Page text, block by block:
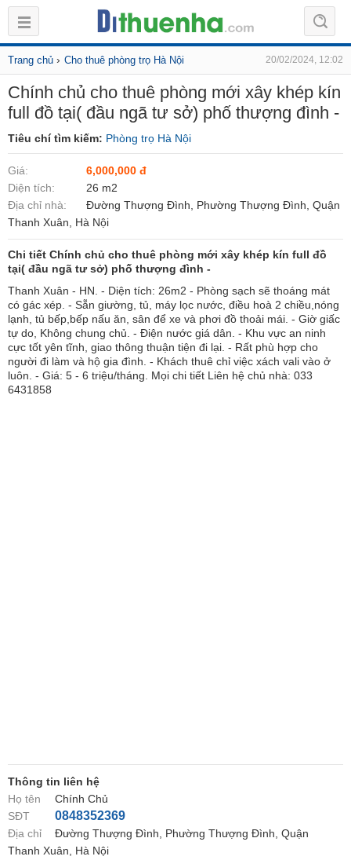
Trang chủ › Cho thuê phòng trọ Hà Nội 20/02/2024, 12:02
Chính chủ cho thuê phòng mới xây khép kín
full đồ tại( đầu ngã tư sở) phố thượng đình -
Tiêu chí tìm kiếm: Phòng trọ Hà Nội
Giá:
6,000,000 đ
Diện tích:
26 m2
Địa chỉ nhà:
Đường Thượng Đình, Phường Thượng Đình, Quận
Thanh Xuân, Hà Nội
Chi tiết Chính chủ cho thuê phòng mới xây khép kín full đồ
tại( đầu ngã tư sở) phố thượng đình -
Thanh Xuân - HN. - Diện tích: 26m2 - Phòng sạch sẽ thoáng mát
có gác xép. - Sẵn giường, tủ, máy lọc nước, điều hoà 2 chiều,nóng
lạnh, tủ bếp,bếp nấu ăn, sân để xe và phơi đồ thoải mái. - Giờ giấc
tự do, Không chung chủ. - Điện nước giá dân. - Khu vực an ninh
cực tốt yên tĩnh, giao thông thuận tiện đi lại. - Rất phù hợp cho
người đi làm và hộ gia đình. - Khách thuê chỉ việc xách vali vào ở
luôn. - Giá: 5 - 6 triệu/tháng. Mọi chi tiết Liên hệ chủ nhà: 033
6431858
Thông tin liên hệ
Họ tên
Chính Chủ
SĐT
0848352369
Địa chỉ
Đường Thượng Đình, Phường Thượng Đình, Quận
Thanh Xuân, Hà Nội